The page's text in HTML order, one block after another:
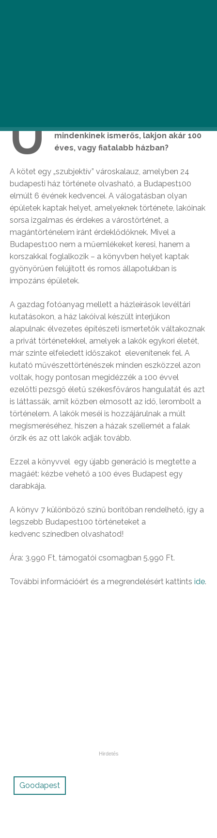
U
mindenkinek ismerős, lakjon akár 100
éves, vagy fiatalabb házban?
A kötet egy „szubjektív” városkalauz, amelyben 24
budapesti ház története olvasható, a Budapest100
elmúlt 6 évének kedvencei. A válogatásban olyan
épületek kaptak helyet, amelyeknek története, lakóinak
sorsa izgalmas és érdekes a várostörténet, a
magántörténelem iránt érdeklődőknek. Mivel a
Budapest100 nem a műemlékeket keresi, hanem a
korszakkal foglalkozik – a könyvben helyet kaptak
gyönyörűen felújított és romos állapotukban is
impozáns épületek.
A gazdag fotóanyag mellett a házleírások levéltári
kutatásokon, a ház lakóival készült interjúkon
alapulnak: élvezetes építészeti ismertetők váltakoznak
a privát történetekkel, amelyek a lakók egykori életét,
már szinte elfeledett időszakot elevenítenek fel. A
kutató művészettörténészek minden eszközzel azon
voltak, hogy pontosan megidézzék a 100 évvel
ezelőtti pezsgő életű székesfőváros hangulatát és azt
is láttassák, amit közben elmosott az idő, lerombolt a
történelem. A lakók meséi is hozzájárulnak a múlt
megismeréséhez, hiszen a házak szellemét a falak
őrzik és az ott lakók adják tovább.
Ezzel a könyvvel egy újabb generáció is megtette a
magáét: kézbe vehető a 100 éves Budapest egy
darabkája.
A könyv 7 különböző színű borítóban rendelhető, így a
legszebb Budapest100 történeteket a
kedvenc színedben olvashatod!
Ára: 3.990 Ft, támogatói csomagban 5.990 Ft.
További információért és a megrendelésért kattints ide.
Goodapest